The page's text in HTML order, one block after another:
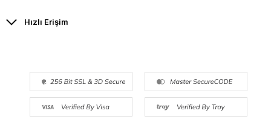
Hızlı Erişim